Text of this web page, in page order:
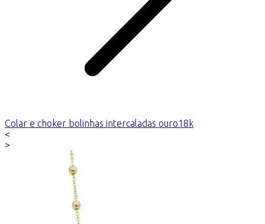
Colar e choker bolinhas intercaladas ouro18k
<
>